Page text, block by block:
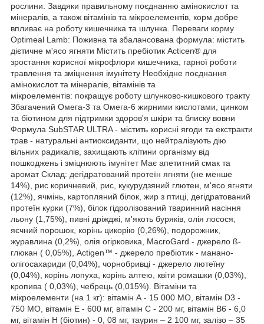
рослини. Завдяки правильному поєднанню амінокислот та
мінералів, а також вітамінів та мікроелементів, корм добре
впливає на роботу кишечника та шлунка. Переваги корму
Optimeal Lamb: Поживна та збалансована формула: містить
дієтичне м'ясо ягняти Містить пребіотик Acticen® для
зростання корисної мікрофлори кишечника, гарної роботи
травлення та зміцнення імунітету Необхідне поєднання
амінокислот та мінералів, вітамінів та
мікроелементів: покращує роботу шлунково-кишкового тракту
Збагачений Омега-3 та Омега-6 жирними кислотами, цинком
та біотином для підтримки здоров'я шкіри та блиску вовни
Формула SubSTAR ULTRA - містить корисні ягоди та екстракти
трав - натуральні антиоксиданти, що нейтралізують дію
вільних радикалів, захищають клітини організму від
пошкоджень і зміцнюють імунітет Має апетитний смак та
аромат Склад: дегідратований протеїн ягняти (не менше
14%), рис коричневий, рис, кукурудзяний глютен, м'ясо ягняти
(12%), ячмінь, картопляний білок, жир з птиці, дегідратований
протеїн курки (7%), білок гідролізований тваринний насіння
льону (1,75%), пивні дріжджі, м'якоть буряків, олія лосося,
яєчний порошок, корінь цикорію (0,26%), подорожник,
журавлина (0,2%), олія огірковика, MacroGard - джерело ß-
глюкан ( 0,05%), Actigen™ - джерело пребіотик - манано-
олігосахариди (0,04%), чорнобривці - джерело лютеїну
(0,04%), корінь лопуха, корінь алтею, квіти ромашки (0,03%),
кропива ( 0,03%), чебрець (0,015%). Вітаміни та
мікроелементи (на 1 кг): вітамін А - 15 000 МО, вітамін D3 -
750 МО, вітамін Е - 600 мг, вітамін С - 200 мг, вітамін В6 - 6,0
мг, вітамін Н (біотин) - 0, 08 мг, таурин – 2 100 мг, залізо – 35